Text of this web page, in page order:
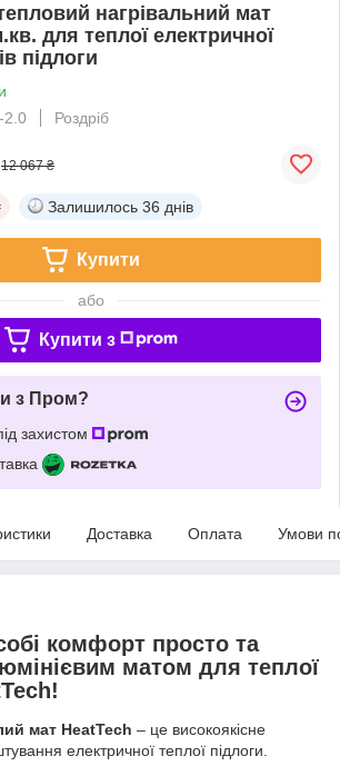
нагрівальний мат
для теплої електричної
підлоги
2.0
Роздріб
12 067 ₴
Залишилось 36 днів
Купити
або
Купити з
з Пром?
захистом
Доставка Оплата Умови
комфорт просто та
матом для теплої
мат HeatTech – це високоякісне
електричної теплої підлоги.